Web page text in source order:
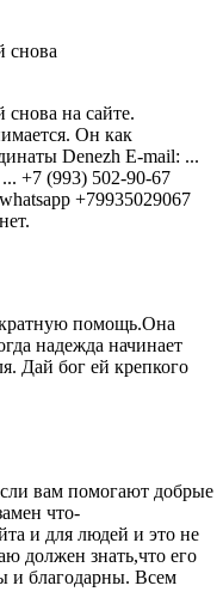
снова
на сайте.
Он как
Denezh E-mail: ...
+7 (993) 502-90-67
+79935029067
помощь.Она
надежда начинает
Дай бог ей крепкого
вам помогают добрые
что-
и для людей и это не
должен знать,что его
и благодарны. Всем